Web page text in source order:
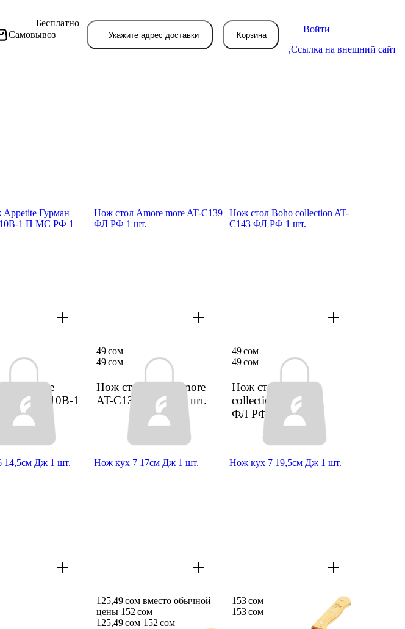
Самовывоз
Бесплатно
Укажите адрес доставки Корзина
Войти
,Ссылка на внешний сайт
Гурман
1 П МС РФ 1
Appetite
FK210B-1
1 шт.
Нож стол Amore more AT-C139
ФЛ РФ 1 шт.
Нож стол Amore more
AT-C139 ФЛ РФ
1 шт.
49 сом
49 сом
Нож стол Boho collection AT-
C143 ФЛ РФ 1 шт.
Нож стол Boho
collection AT-C143
ФЛ РФ
1 шт.
49 сом
49 сом
14,5см Дж 1 шт. Нож кух 7 17см Дж 1 шт.
125,49 сом вместо обычной
цены 152 сом
125,49 сом 152 сом
Нож кух 7 19,5см Дж 1 шт.
153 сом
153 сом